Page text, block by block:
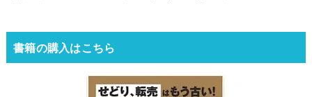
書籍の購入はこちら